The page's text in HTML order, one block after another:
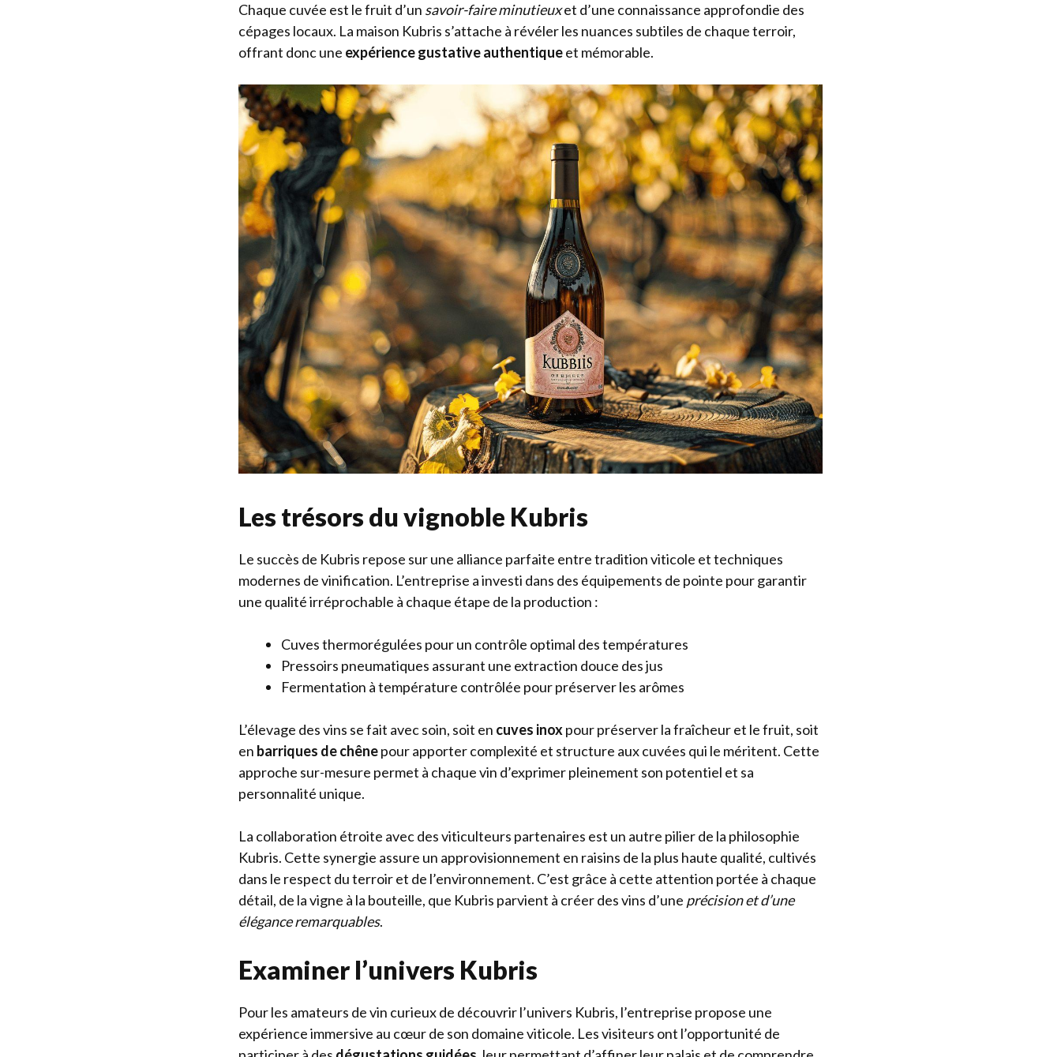
Chaque cuvée est le fruit d’un savoir-faire minutieuxet d’une connaissance approfondie des
cépages locaux. La maison Kubris s’attache à révéler les nuances subtiles de chaque terroir,
offrant donc une expérience gustative authentiqueet mémorable.
Les trésors du vignoble Kubris
Le succès de Kubris repose sur une alliance parfaite entre tradition viticole et techniques
modernes de vinification. L’entreprise a investi dans des équipements de pointe pour garantir
une qualité irréprochable à chaque étape de la production :
Cuves thermorégulées pour un contrôle optimal des températures
Pressoirs pneumatiques assurant une extraction douce des jus
Fermentation à température contrôlée pour préserver les arômes
L’élevage des vins se fait avec soin, soit en cuves inoxpour préserver la fraîcheur et le fruit, soit
en barriques de chênepour apporter complexité et structure aux cuvées qui le méritent. Cette
approche sur-mesure permet à chaque vin d’exprimer pleinement son potentiel et sa
personnalité unique.
La collaboration étroite avec des viticulteurs partenaires est un autre pilier de la philosophie
Kubris. Cette synergie assure un approvisionnement en raisins de la plus haute qualité, cultivés
dans le respect du terroir et de l’environnement. C’est grâce à cette attention portée à chaque
détail, de la vigne à la bouteille, que Kubris parvient à créer des vins d’une précision et d’une
élégance remarquables.
Examiner l’univers Kubris
Pour les amateurs de vin curieux de découvrir l’univers Kubris, l’entreprise propose une
expérience immersive au cœur de son domaine viticole. Les visiteurs ont l’opportunité de